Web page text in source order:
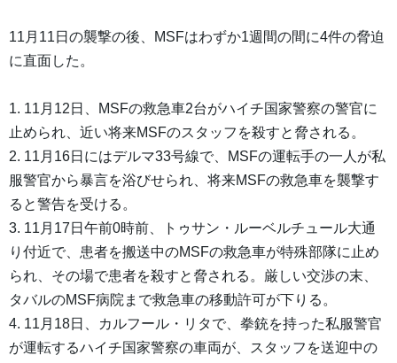
11月11日の襲撃の後、MSFはわずか1週間の間に4件の脅迫
に直面した。
1. 11月12日、MSFの救急車2台がハイチ国家警察の警官に
止められ、近い将来MSFのスタッフを殺すと脅される。
2. 11月16日にはデルマ33号線で、MSFの運転手の一人が私
服警官から暴言を浴びせられ、将来MSFの救急車を襲撃す
ると警告を受ける。
3. 11月17日午前0時前、トゥサン・ルーベルチュール大通
り付近で、患者を搬送中のMSFの救急車が特殊部隊に止め
られ、その場で患者を殺すと脅される。厳しい交渉の末、
タバルのMSF病院まで救急車の移動許可が下りる。
4. 11月18日、カルフール・リタで、拳銃を持った私服警官
が運転するハイチ国家警察の車両が、スタッフを送迎中の